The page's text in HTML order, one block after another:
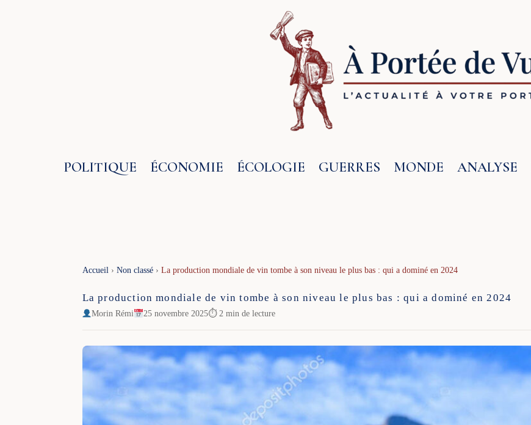
POLITIQUE ÉCONOMIE ÉCOLOGIE GUERRES MONDE ANALYSE
Accueil › Non classé› La production mondiale de vin tombe à son niveau le plus bas : qui a dominé en 2024
La production mondiale de vin tombe à son niveau le plus bas : qui a dominé en 2024
Morin Rémi 25 novembre 2025⏱ 2 min de lecture